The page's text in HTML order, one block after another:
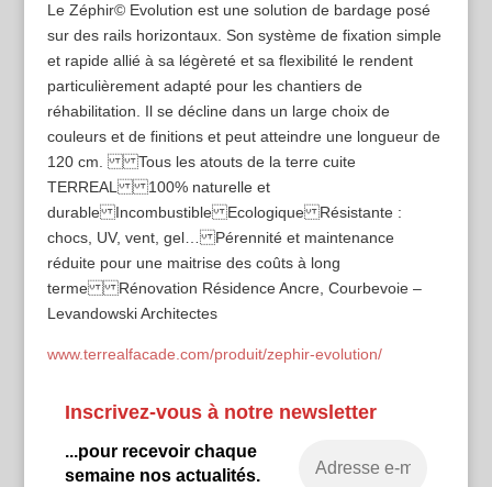
Le Zéphir© Evolution est une solution de bardage posé
sur des rails horizontaux. Son système de fixation simple
et rapide allié à sa légèreté et sa flexibilité le rendent
particulièrement adapté pour les chantiers de
réhabilitation. Il se décline dans un large choix de
couleurs et de finitions et peut atteindre une longueur de
120 cm. Tous les atouts de la terre cuite
TERREAL 100% naturelle et
durable Incombustible Ecologique Résistante :
chocs, UV, vent, gel… Pérennité et maintenance
réduite pour une maitrise des coûts à long
terme Rénovation Résidence Ancre, Courbevoie –
Levandowski Architectes
www.terrealfacade.com/produit/zephir-evolution/
Inscrivez-vous à notre newsletter
...pour recevoir chaque
semaine nos actualités.